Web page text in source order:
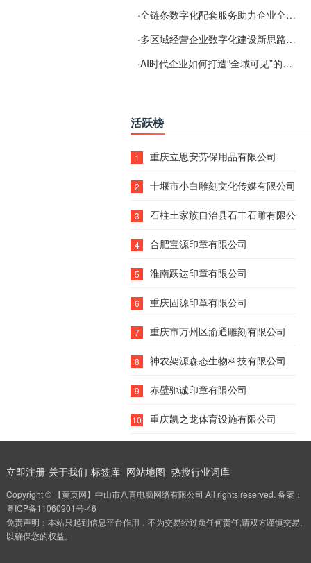
·全链条数字化配套服务助力企业全域线上经营
·多区域经营企业数字化建设新思路：多端载体与地域检索一体化落地思路分享
·AI时代企业如何打造“全域可见”的数字资产？梓彤超越给出新解法
活跃榜
1 重庆立思安劳保用品有限公司
2 十堰市小白雕刻文化传媒有限公司
3 石柱土家族自治县石丰石雕有限公司
4 合肥宝源印章有限公司
5 淮南跃达印章有限公司
6 重庆固源印章有限公司
7 重庆市万州区渝通雕刻有限公司
8 神农架源森态生物科技有限公司
9 赤壁驰诚印章有限公司
10 重庆凯之龙体育设施有限公司
立即注册 关于我们 标签库 网站地图 热搜行业词库
Copyright © 【黄页网】中山市八喜电脑网络有限公司 All rights reserved. 备案：
粤ICP备11060901号-46
免责声明：本站只起到信息平台作用，不为交易经过负任何责任,请双方谨慎交易,
以确保您的权益。